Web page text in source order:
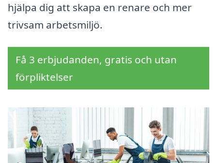
hjälpa dig att skapa en renare och mer
trivsam arbetsmiljö.
Få 3 erbjudanden, gratis och utan
förpliktelser